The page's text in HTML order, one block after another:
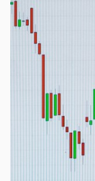
Sociální,
Trhy na